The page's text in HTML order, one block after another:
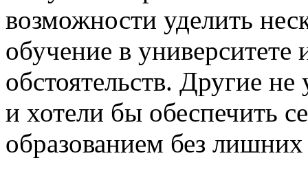
возможности уделить
обучение в университете
обстоятельств. Другие
и хотели бы обеспечить
образованием без